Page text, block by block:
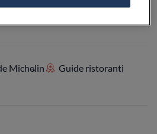
Michelin
Guide ristoranti